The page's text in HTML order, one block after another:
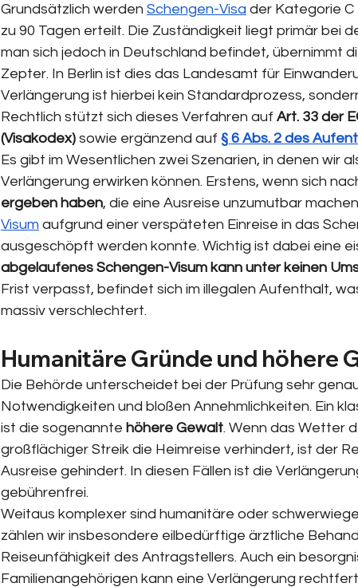
Grundsätzlich werden Schengen-Visa der Kategorie
zu 90 Tagen erteilt. Die Zuständigkeit liegt primär bei
man sich jedoch in Deutschland befindet, übernimmt
Zepter. In Berlin ist dies das Landesamt für
Verlängerung ist hierbei kein Standardprozess,
Rechtlich stützt sich dieses Verfahren auf Art. 33 der
(Visakodex) sowie ergänzend auf § 6 Abs. 2 des
Es gibt im Wesentlichen zwei Szenarien, in denen wir
Verlängerung erwirken können. Erstens, wenn sich
ergeben haben, die eine Ausreise unzumutbar
Visum aufgrund einer verspäteten Einreise in das
ausgeschöpft werden konnte. Wichtig ist dabei eine
abgelaufenes Schengen-Visum kann unter keinen
Frist verpasst, befindet sich im illegalen Aufenthalt,
massiv verschlechtert.
Humanitäre Gründe und höhere
Die Behörde unterscheidet bei der Prüfung sehr
Notwendigkeiten und bloßen Annehmlichkeiten. Ein
ist die sogenannte höhere Gewalt. Wenn das Wetter
großflächiger Streik die Heimreise verhindert, ist der
Ausreise gehindert. In diesen Fällen ist die
gebührenfrei.
Weitaus komplexer sind humanitäre oder
zählen wir insbesondere eilbedürftige ärztliche
Reiseunfähigkeit des Antragstellers. Auch ein
Familienangehörigen kann eine Verlängerung